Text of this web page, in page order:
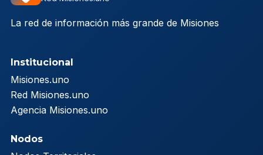
La red de información más grande de Misiones
Institucional
Misiones.uno
Red Misiones.uno
Agencia Misiones.uno
Nodos